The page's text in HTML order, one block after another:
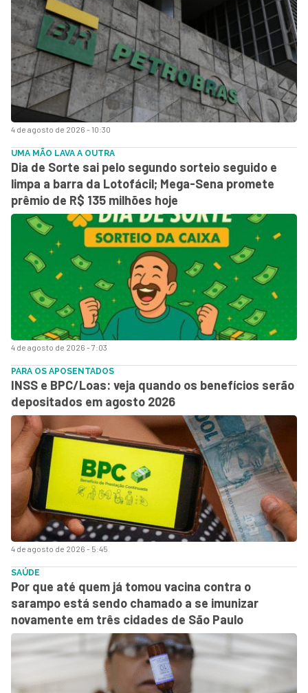
4 de agosto de 2026 - 10:30
4 de agosto de 2026 - 7:03
UMA MÃO LAVA A OUTRA
Dia de Sorte sai pelo segundo sorteio seguido e
limpa a barra da Lotofácil; Mega-Sena promete
prêmio de R$ 135 milhões hoje
4 de agosto de 2026 - 5:45
PARA OS APOSENTADOS
INSS e BPC/Loas: veja quando os benefícios serão
depositados em agosto 2026
SAÚDE
Por que até quem já tomou vacina contra o
sarampo está sendo chamado a se imunizar
novamente em três cidades de São Paulo